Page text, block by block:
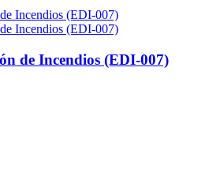
de Incendios (EDI-007)